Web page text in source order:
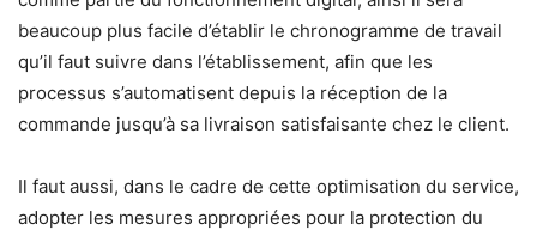
beaucoup plus facile d’établir le chronogramme de travail
qu’il faut suivre dans l’établissement, afin que les
processus s’automatisent depuis la réception de la
commande jusqu’à sa livraison satisfaisante chez le client.
Il faut aussi, dans le cadre de cette optimisation du service,
adopter les mesures appropriées pour la protection du